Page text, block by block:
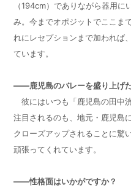
（194cm）でありながら器用に
み。今までオポジットでここま
れにレセプションまで加われば
ています。
――鹿児島のバレーを盛り上げ
彼にはいつも「鹿児島の田中
注目されるのも、地元・鹿児島
クローズアップされることに驚
頑張ってくれています。
――性格面はいかがですか？